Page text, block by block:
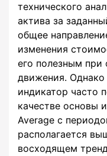
технического
актива за
общее
изменения
его полезным при
движения. Однако
индикатор часто
качестве основы
Average с
располагается
восходящем